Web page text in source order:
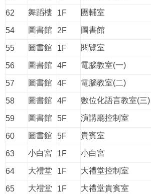
62 舞蹈樓 1F 團輔室
54 圖書館 2F 圖書館
55 圖書館 1F 閱覽室
56 圖書館 4F 電腦教室(一)
57 圖書館 4F 電腦教室(二)
58 圖書館 4F 數位化語言教室(三)
59 圖書館 5F 演講廳控制室
60 圖書館 5F 貴賓室
63 小白宮 1F 小白宮
64 大禮堂 1F 大禮堂控制室
65 大禮堂 1F 大禮堂貴賓室